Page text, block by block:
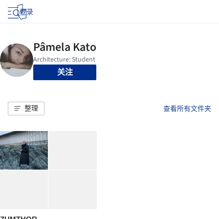
登录
关注
整理 查看所有文件夹